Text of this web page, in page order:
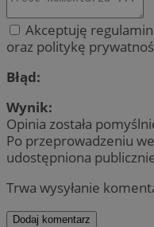
Akceptuję
oraz politykę
Błąd:
Wynik:
Opinia została
Po przeprowadzeniu
udostępniona
Trwa wysyłanie
Dodaj komentarz